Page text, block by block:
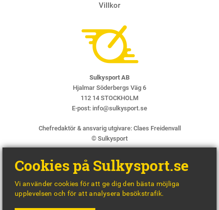
Villkor
Sulkysport AB
Hjalmar Söderbergs Väg 6
112 14 STOCKHOLM
E-post: info@sulkysport.se
Chefredaktör & ansvarig utgivare: Claes Freidenvall
© Sulkysport
BY
Cookies på Sulkysport.se
Vi använder cookies för att ge dig den bästa möjliga
upplevelsen och för att analysera besökstrafik.